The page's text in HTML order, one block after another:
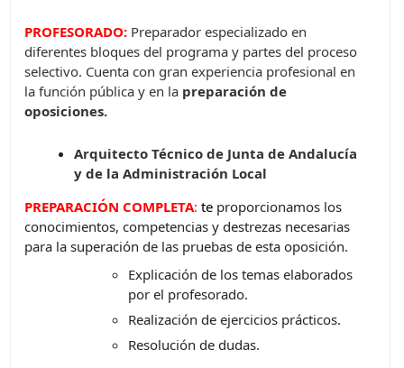
PROFESORADO: Preparador especializado en
diferentes bloques del programa y partes del proceso
selectivo. Cuenta con gran experiencia profesional en
la función pública y en la preparación de
oposiciones.
Arquitecto Técnico de Junta de Andalucía
y de la Administración Local
PREPARACIÓN COMPLETA:te proporcionamos los
conocimientos, competencias y destrezas necesarias
para la superación de las pruebas de esta oposición.
Explicación de los temas elaborados
por el profesorado.
Realización de ejercicios prácticos.
Resolución de dudas.